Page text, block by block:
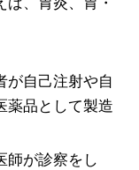
が自己注射や自
薬品として製造
師が診察をし